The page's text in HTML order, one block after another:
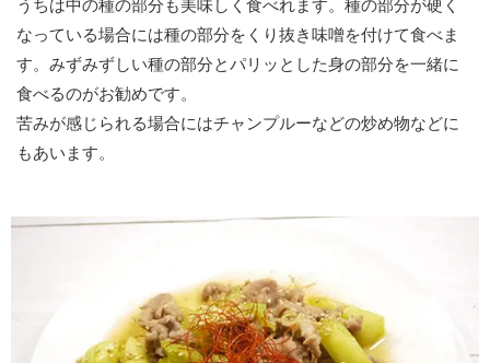
うちは中の種の部分も美味しく食べれます。種の部分が硬く
なっている場合には種の部分をくり抜き味噌を付けて食べま
す。みずみずしい種の部分とパリッとした身の部分を一緒に
食べるのがお勧めです。
苦みが感じられる場合にはチャンプルーなどの炒め物などに
もあいます。